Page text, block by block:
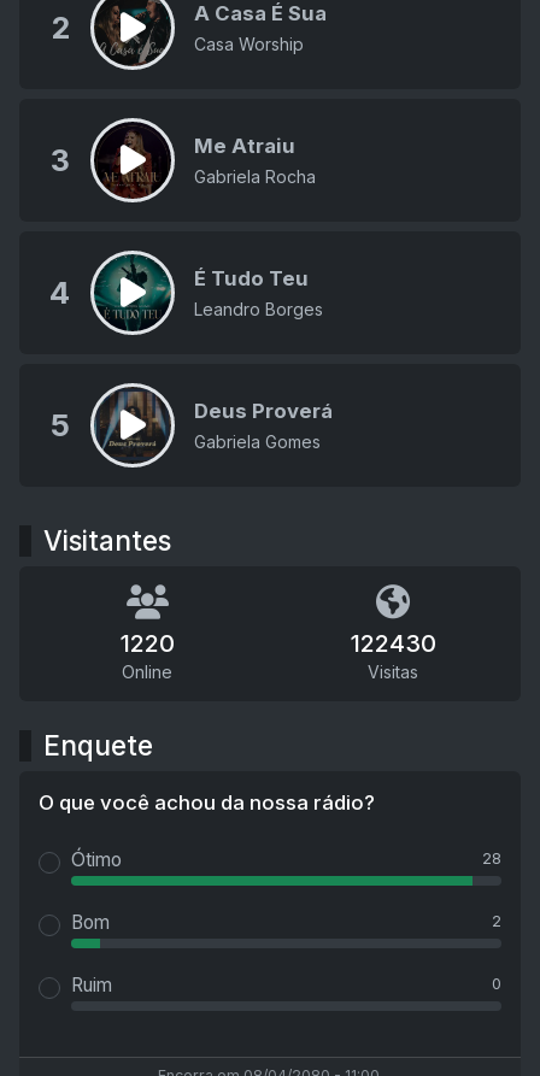
2 A Casa É Sua
Casa Worship
3 Me Atraiu
Gabriela Rocha
4 É Tudo Teu
Leandro Borges
5 Deus Proverá
Gabriela Gomes
Visitantes
1220
Online
122430
Visitas
Enquete
O que você achou da nossa rádio?
Ótimo 28
Bom 2
Ruim 0